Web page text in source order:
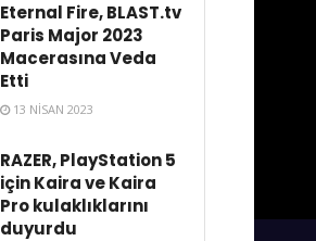
Eternal Fire, BLAST.tv
Paris Major 2023
Macerasına Veda
Etti
13 NISAN 2023
RAZER, PlayStation 5
için Kaira ve Kaira
Pro kulaklıklarını
duyurdu